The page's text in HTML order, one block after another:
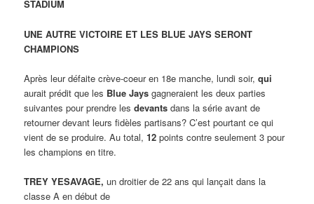
STADIUM
UNE AUTRE VICTOIRE ET LES BLUE JAYS SERONT
CHAMPIONS
Après leur défaite crève-coeur en 18e manche, lundi soir,qui
aurait prédit que les Blue Jays gagneraient les deux parties
suivantes pour prendre lesdevants dans la série avant de
retourner devant leurs fidèles partisans? C’est pourtant ce qui
vient de se produire. Au total,12 points contre seulement 3 pour
les champions en titre.
TREY YESAVAGE, un droitier de 22 ans qui lançait dans la
classe A en début de